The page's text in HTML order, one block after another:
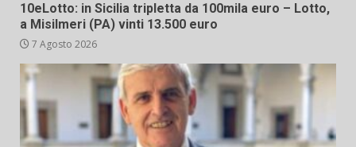
10eLotto: in Sicilia tripletta da 100mila euro – Lotto,
a Misilmeri (PA) vinti 13.500 euro
7 Agosto 2026